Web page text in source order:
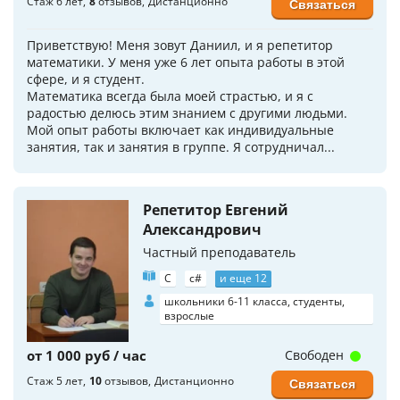
Приветствую! Меня зовут Даниил, и я репетитор
математики. У меня уже 6 лет опыта работы в этой
сфере, и я студент.
Математика всегда была моей страстью, и я с
радостью делюсь этим знанием с другими людьми.
Мой опыт работы включает как индивидуальные
занятия, так и занятия в группе. Я сотрудничал...
Связаться
Репетитор Евгений
Александрович
Частный преподаватель
C c#
и еще 12
школьники 6-11 класса, студенты,
взрослые
от 1 000 руб / час
Стаж 5 лет 10отзывов Дистанционно
Свободен
Связаться